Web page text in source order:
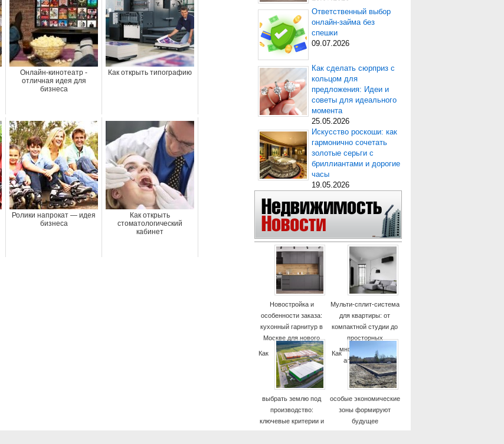
Онлайн-кинотеатр -
отличная идея для
бизнеса
Как открыть типографию
Ролики напрокат — идея
бизнеса
Как открыть
стоматологический
кабинет
Ответственный выбор
онлайн-займа без
спешки
09.07.2026
Как сделать сюрприз с
кольцом для
предложения: Идеи и
советы для идеального
момента
25.05.2026
Искусство роскоши: как
гармонично сочетать
золотые серьги с
бриллиантами и дорогие
часы
19.05.2026
Новостройка и
особенности заказа:
кухонный гарнитур в
Москве для нового
дома
Мульти-сплит-система
для квартиры: от
компактной студии до
просторных
многокомнатных
апартаментов
Как
выбрать землю под
производство:
ключевые критерии и
Как
особые экономические
зоны формируют
будущее